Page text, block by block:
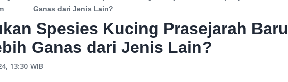
Ganas dari Jenis Lain?
Spesies Kucing Prasejarah Baru
Ganas dari Jenis Lain?
13:30 WIB